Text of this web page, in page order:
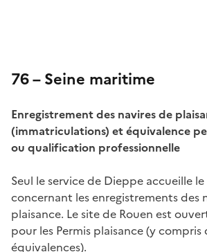
76 – Seine maritime
Enregistrement des navires de
(immatriculations) et équivalence
ou qualification professionnelle
Seul le service de Dieppe accueille
concernant les enregistrements des
plaisance. Le site de Rouen est
pour les Permis plaisance (y
équivalences).